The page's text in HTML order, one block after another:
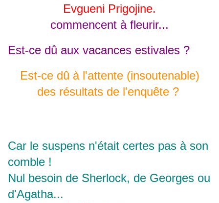
Evgueni Prigojine.
commencent à fleurir...
Est-ce dû aux vacances estivales ?
Est-ce dû à l'attente (insoutenable)
des résultats de l'enquête ?
Car le suspens n'était certes pas à son
comble !
Nul besoin de Sherlock, de Georges ou
d'Agatha...